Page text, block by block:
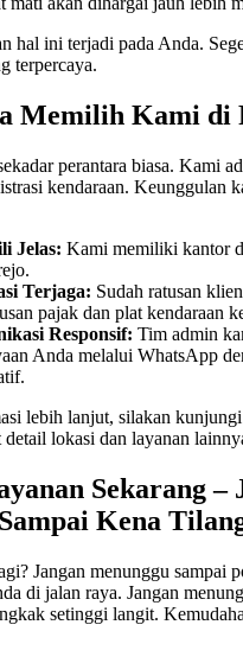
hal ini terjadi pada Anda.
terpercaya.
Memilih Kami di
perantara biasa. Kami
kendaraan. Keunggulan
Jelas: Kami memiliki kantor
Terjaga: Sudah ratusan
pajak dan plat kendaraan
Responsif: Tim admin
Anda melalui WhatsApp
lebih lanjut, silakan kunjungi
lokasi dan layanan
Sekarang –
Kena
Jangan menunggu sampai
di jalan raya. Jangan
setinggi langit.